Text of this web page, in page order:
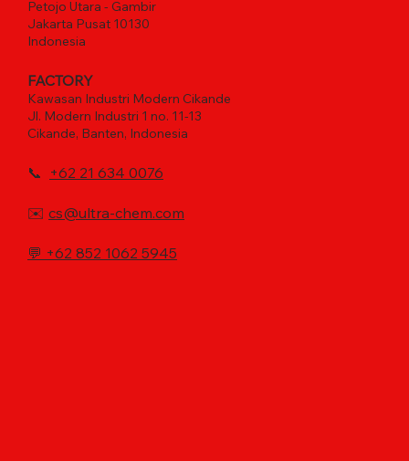
Petojo Utara - Gambir
Jakarta Pusat 10130
Indonesia
FACTORY
Kawasan Industri Modern Cikande
Jl. Modern Industri 1 no. 11-13
Cikande, Banten, Indonesia
📞 +62 21 634 0076
✉️ cs@ultra-chem.com
💬 +62 852 1062 5945